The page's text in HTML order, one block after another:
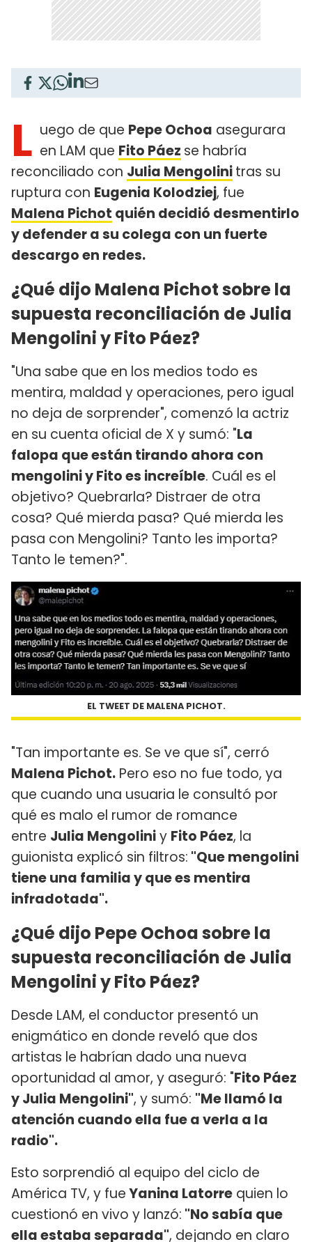
L uego de que Pepe Ochoa asegurara
en LAM que Fito Páez se habría
reconciliado con Julia Mengolinitras su
ruptura con Eugenia Kolodziej, fue
Malena Pichot quién decidió desmentirlo
y defender a su colega con un fuerte
descargo en redes.
¿Qué dijo Malena Pichot sobre la
supuesta reconciliación de Julia
Mengolini y Fito Páez?
"Una sabe que en los medios todo es
mentira, maldad y operaciones, pero igual
no deja de sorprender", comenzó la actriz
en su cuenta oficial de X y sumó: "La
falopa que están tirando ahora con
mengolini y Fito es increíble. Cuál es el
objetivo? Quebrarla? Distraer de otra
cosa? Qué mierda pasa? Qué mierda les
pasa con Mengolini? Tanto les importa?
Tanto le temen?".
EL TWEET DE MALENA PICHOT.
"Tan importante es. Se ve que sí", cerró
Malena Pichot. Pero eso no fue todo, ya
que cuando una usuaria le consultó por
qué es malo el rumor de romance
entre Julia Mengoliniy Fito Páez, la
guionista explicó sin filtros: "Que mengolini
tiene una familia y que es mentira
infradotada".
¿Qué dijo Pepe Ochoa sobre la
supuesta reconciliación de Julia
Mengolini y Fito Páez?
Desde LAM, el conductor presentó un
enigmático en donde reveló que dos
artistas le habrían dado una nueva
oportunidad al amor, y aseguró: "Fito Páez
y Julia Mengolini", y sumó: "Me llamó la
atención cuando ella fue a verla a la
radio".
Esto sorprendió al equipo del ciclo de
América TV, y fueYanina Latorre quien lo
cuestionó en vivo y lanzó: "No sabía que
ella estaba separada", dejando en claro